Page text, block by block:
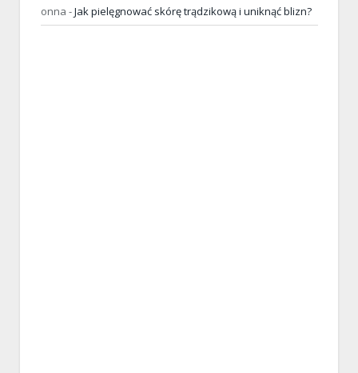
onna -Jak pielęgnować skórę trądzikową i uniknąć blizn?